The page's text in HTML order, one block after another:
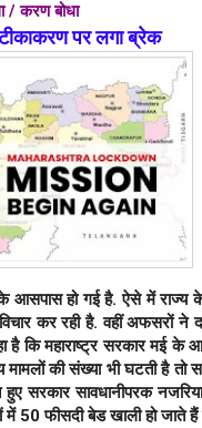
/ करण बोधा
पर लगा ब्रेक
आसपास हो गई है. ऐसे में
कर रही है. वहीं अफसरों ने
है कि महाराष्‍ट्र सरकार मई के
की संख्‍या भी घटती है तो
सावधानीपरक
बेड खाली हो जाते हैं